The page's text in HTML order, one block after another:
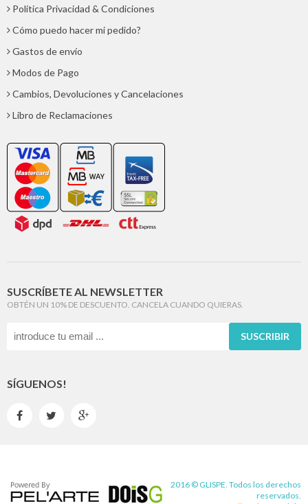
Política Privacidad & Condiciones
Cómo puedo hacer mi pedido?
Gastos de envío
Modos de Pago
Cambios, Devoluciones y Cancelaciones
Libro de Reclamaciones
SUSCRÍBETE AL NEWSLETTER
OBTÉN UN 10% DE DESCUENTO. CANCELA CUANDO QUIERAS.
SUSCRIBIR
SÍGUENOS!
  
2016 © GLISPE. Todos los derechos
reservados.